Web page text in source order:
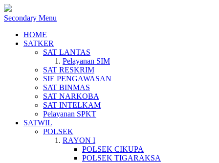
Secondary Menu
HOME
SATKER
SAT LANTAS
Pelayanan SIM
SAT RESKRIM
SIE PENGAWASAN
SAT BINMAS
SAT NARKOBA
SAT INTELKAM
Pelayanan SPKT
SATWIL
POLSEK
RAYON I
POLSEK CIKUPA
POLSEK TIGARAKSA